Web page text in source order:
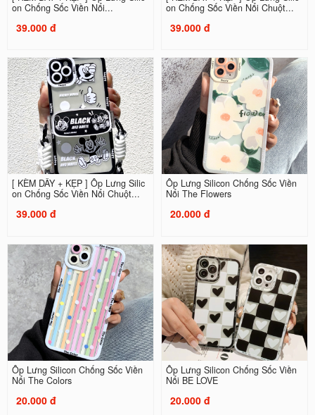
on Chống Sốc Viền Nổi...
39.000 đ
on Chống Sốc Viền Nổi Chuột...
39.000 đ
[ KÈM DÂY + KẸP ] Ốp Lưng Silic
on Chống Sốc Viền Nổi Chuột...
39.000 đ
Ốp Lưng Silicon Chống Sốc Viền
Nổi The Flowers
20.000 đ
Ốp Lưng Silicon Chống Sốc Viền
Nổi The Colors
20.000 đ
Ốp Lưng Silicon Chống Sốc Viền
Nổi BE LOVE
20.000 đ